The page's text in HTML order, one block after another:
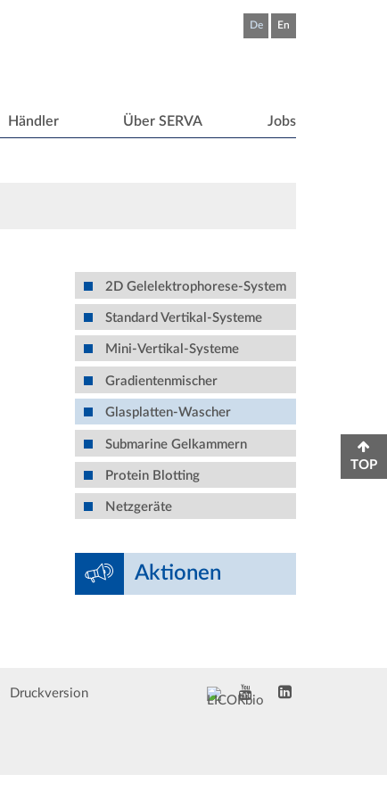
De En
Händler Über SERVA Jobs
2D Gelelektrophorese-System
Standard Vertikal-Systeme
Mini-Vertikal-Systeme
Gradientenmischer
Glasplatten-Wascher
Submarine Gelkammern
Protein Blotting
Netzgeräte
Aktionen
Druckversion
TOP